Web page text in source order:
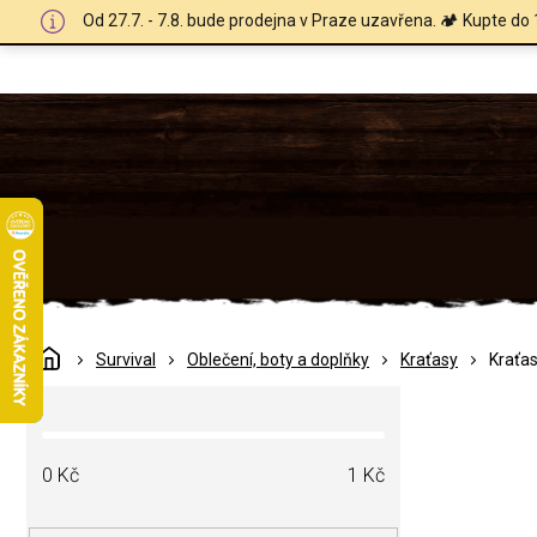
Od 27.7. - 7.8. bude prodejna v Praze uzavřena. 🏕️ Kupte
DomůSurvival Oblečení, boty a doplňky Kraťasy
P
o
a
0 Kč 1 Kč